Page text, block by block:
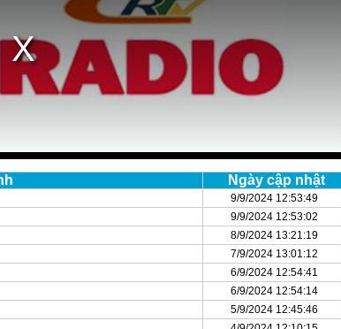
Ngày cập nhật
9/9/2024 12:53:49
9/9/2024 12:53:02
8/9/2024 13:21:19
7/9/2024 13:01:12
6/9/2024 12:54:41
6/9/2024 12:54:14
5/9/2024 12:45:46